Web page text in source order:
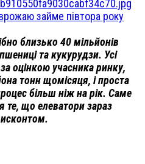
займе півтора року
близько 40 мільйонів
та кукурудзи. Усі
оцінкою учасника ринку,
тонн щомісяця, і проста
більш ніж на рік. Саме
що елеватори зараз